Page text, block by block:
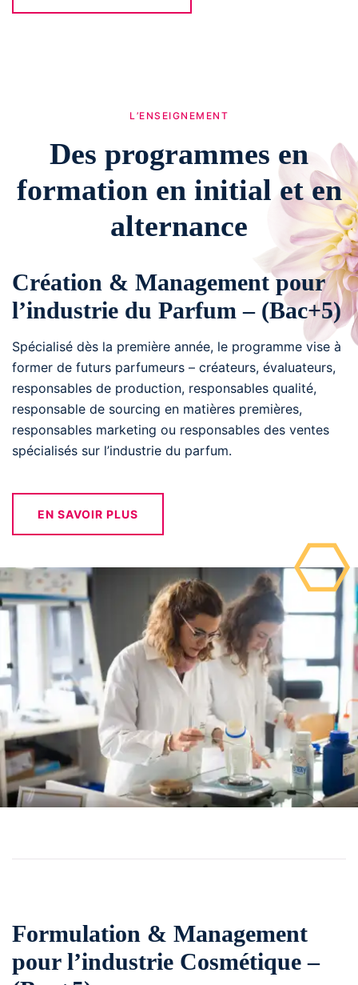
L’ENSEIGNEMENT
Des programmes en
formation en initial et en
alternance
Création & Management pour
l’industrie du Parfum – (Bac+5)
Spécialisé dès la première année, le programme vise à
former de futurs parfumeurs – créateurs, évaluateurs,
responsables de production, responsables qualité,
responsable de sourcing en matières premières,
responsables marketing ou responsables des ventes
spécialisés sur l’industrie du parfum.
EN SAVOIR PLUS
Formulation & Management
pour l’industrie Cosmétique –